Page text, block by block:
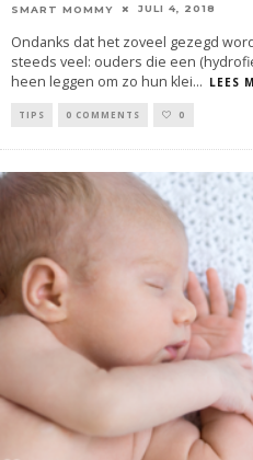
SMART MOMMY JULI 4, 2018
Ondanks dat het zoveel gezegd
steeds veel: ouders die een
heen leggen om zo hun klei... LEES
TIPS 0 COMMENTS 0